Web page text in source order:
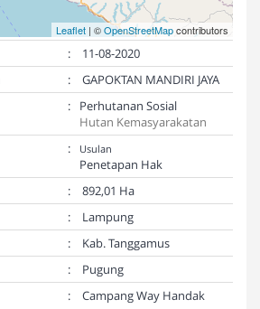
Leaflet | ©OpenStreetMapcontributors
:
11-08-2020
:
GAPOKTAN MANDIRI JAYA
:
Perhutanan Sosial
Hutan Kemasyarakatan
: Usulan
Penetapan Hak
:
892,01 Ha
:
Lampung
:
Kab. Tanggamus
:
Pugung
: Campang Way Handak